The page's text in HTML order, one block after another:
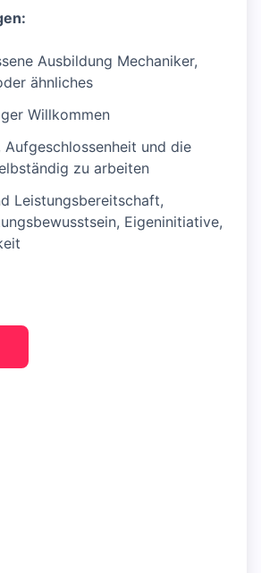
Ausbildung Mechaniker,
ähnliches
Willkommen
und die
zu arbeiten
Leistungsbereitschaft,
Eigeninitiative,